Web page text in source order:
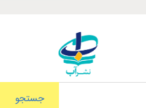
جستجو